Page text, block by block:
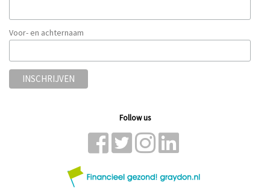
Voor- en achternaam
Follow us